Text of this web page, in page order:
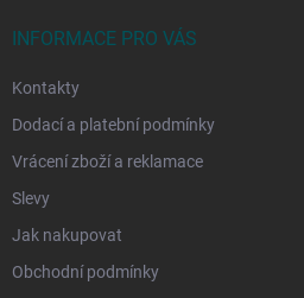
INFORMACE PRO VÁS
Kontakty
Dodací a platební podmínky
Vrácení zboží a reklamace
Slevy
Jak nakupovat
Obchodní podmínky